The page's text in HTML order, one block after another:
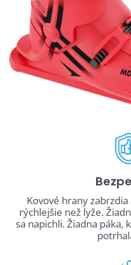
Kovové hrany
rýchlejšie než lyže.
sa napichli. Žiadna